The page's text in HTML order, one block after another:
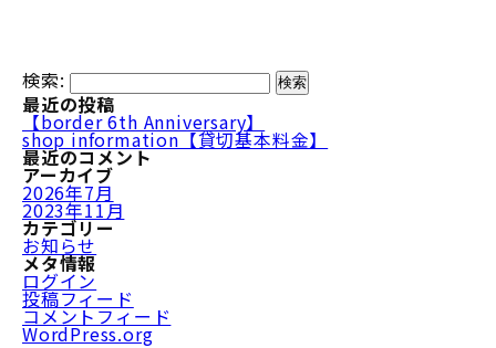
検索:
最近の投稿
【border 6th Anniversary】
shop information【貸切基本料金】
最近のコメント
アーカイブ
2026年7月
2023年11月
カテゴリー
お知らせ
メタ情報
ログイン
投稿フィード
コメントフィード
WordPress.org